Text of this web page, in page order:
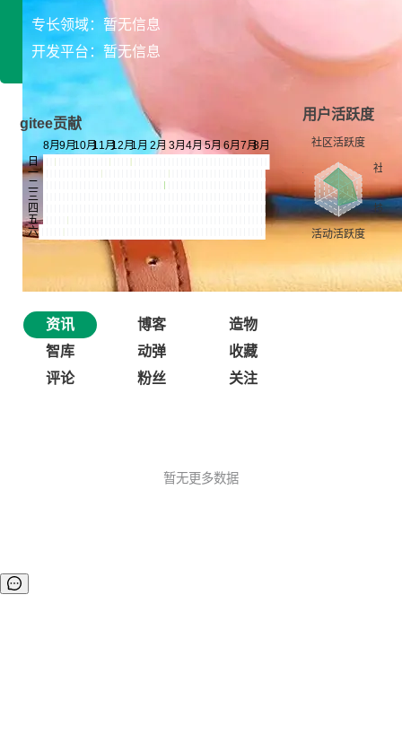
专长领域：暂无信息
开发平台：暂无信息
gitee贡献
用户活跃度
资讯 博客
造物
智库
动弹
收藏
评论
粉丝 关注
暂无更多数据